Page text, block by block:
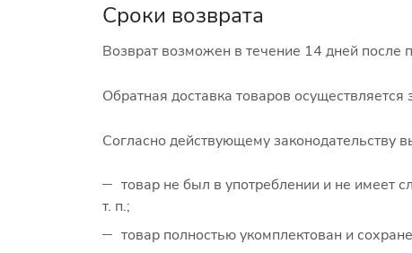
Сроки возврата
Возврат возможен в течение 14 дней после
Обратная доставка товаров осуществляется
Согласно действующему законодательству
товар не был в употреблении и не имеет
т. п.;
товар полностью укомплектован и